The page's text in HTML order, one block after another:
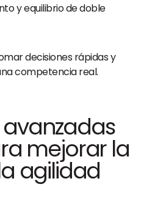
y equilibrio de doble
decisiones rápidas y
competencia real.
mejorar la
agilidad